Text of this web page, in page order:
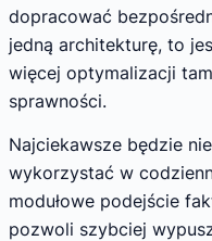
dopracować
jedną architekturę, to
więcej optymalizacji
sprawności.
Najciekawsze będzie
wykorzystać w
modułowe podejście
pozwoli szybciej